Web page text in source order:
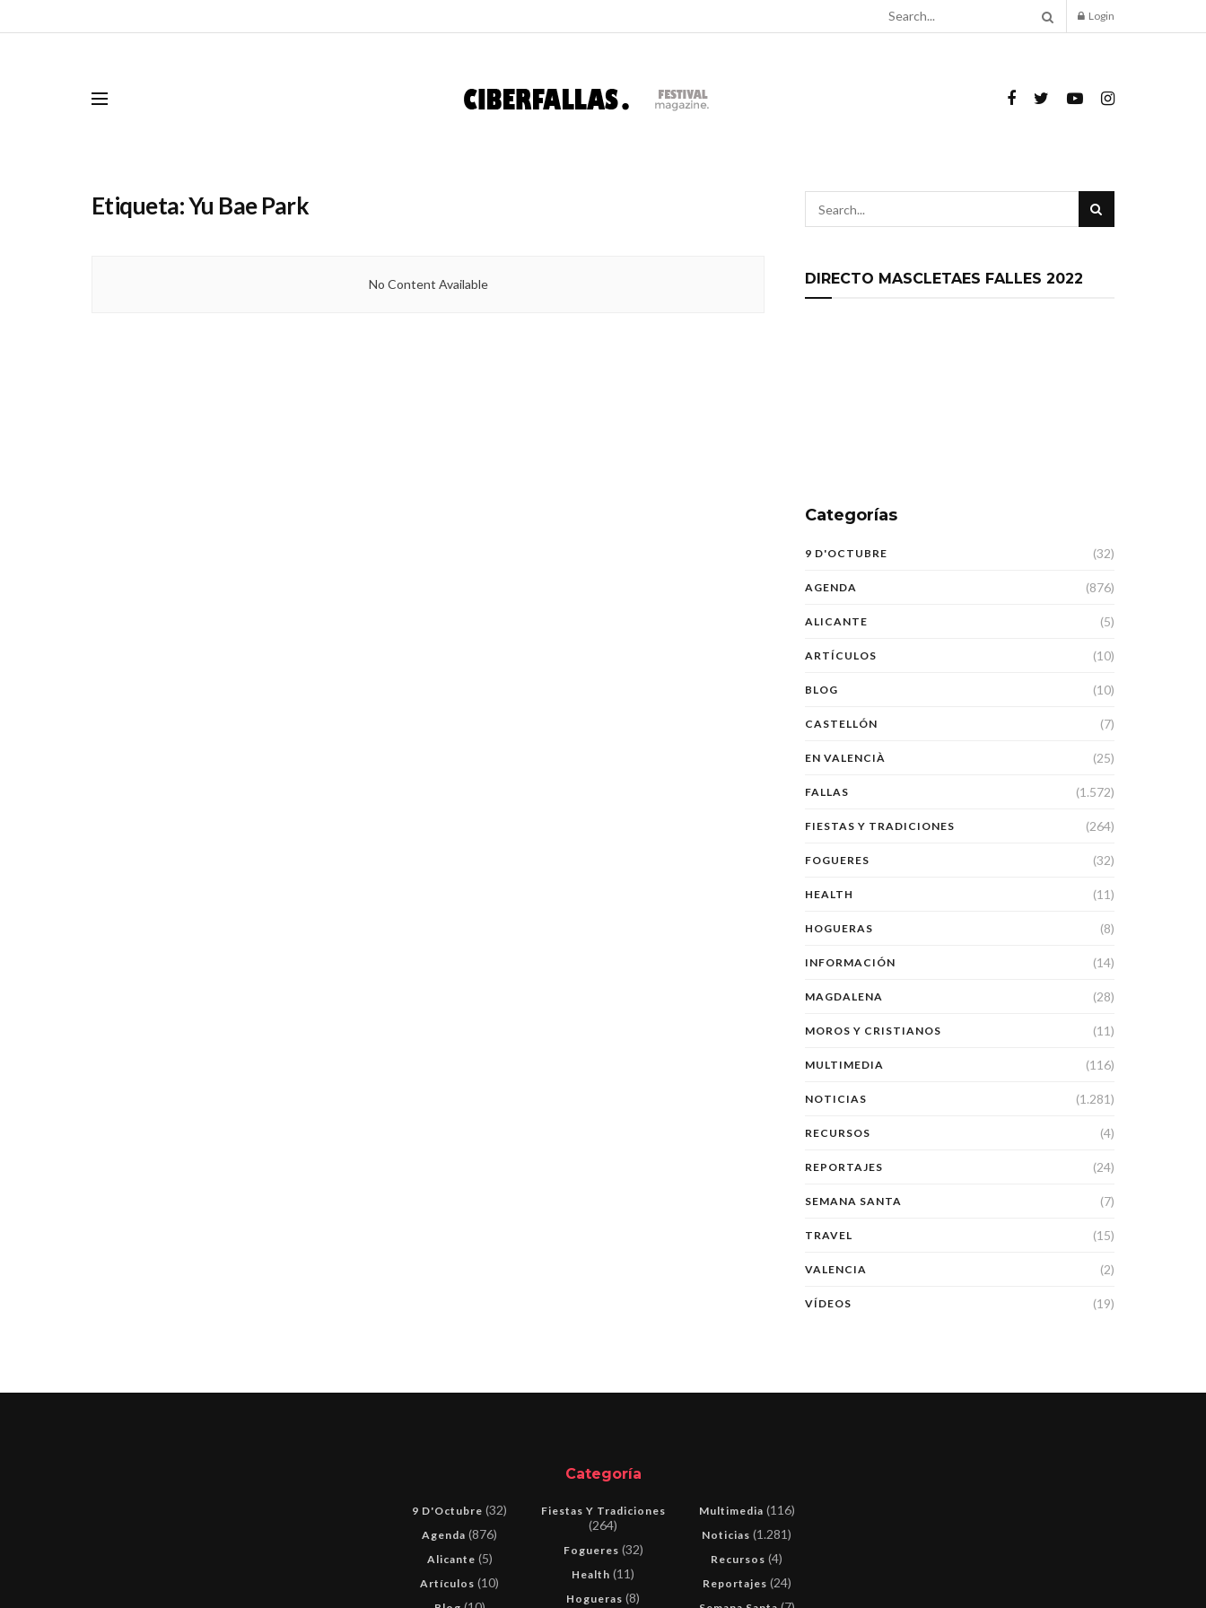
Login
Etiqueta:Yu Bae Park
No Content Available DIRECTO MASCLETAES FALLES 2022
Categorías
9 D'OCTUBRE (32)
AGENDA (876)
ALICANTE (5)
ARTÍCULOS (10)
BLOG (10)
CASTELLÓN (7)
EN VALENCIÀ (25)
FALLAS (1.572)
FIESTAS Y TRADICIONES (264)
FOGUERES (32)
HEALTH (11)
HOGUERAS (8)
INFORMACIÓN (14)
MAGDALENA (28)
MOROS Y CRISTIANOS (11)
MULTIMEDIA (116)
NOTICIAS (1.281)
RECURSOS (4)
REPORTAJES (24)
SEMANA SANTA (7)
TRAVEL (15)
VALENCIA (2)
VÍDEOS (19)
Categoría
9 D'Octubre (32)
Agenda (876)
Alicante (5)
Artículos (10)
Fiestas Y Tradiciones
(264)
Fogueres (32)
Health (11)
Hogueras (8)
Multimedia (116)
Noticias (1.281)
Recursos (4)
Reportajes (24)